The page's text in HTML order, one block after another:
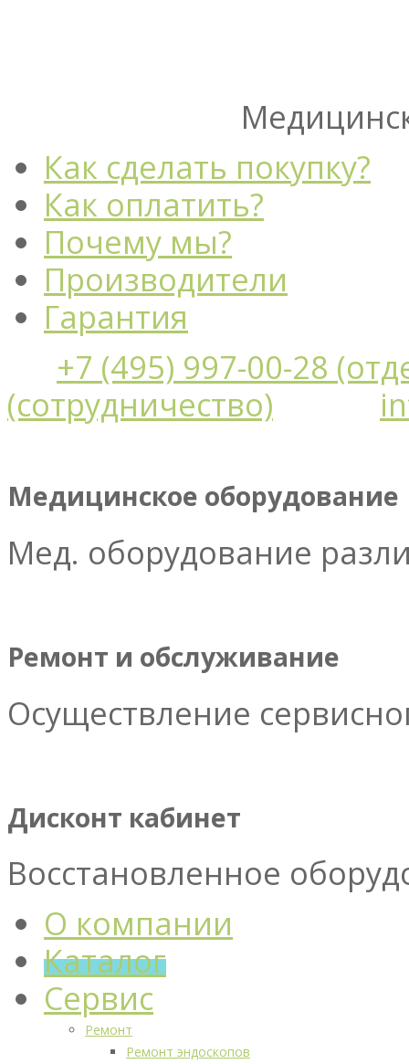
Как сделать покупку?
Как оплатить?
Почему мы?
Производители
Гарантия
+7 (495) 997-00-28
(сотрудничество)
Медицинское оборудование
Мед. оборудование
Ремонт и обслуживание
Осуществление
Дисконт кабинет
Восстановленное
О компании
Каталог
Сервис
Ремонт
Ремонт эндоскопов